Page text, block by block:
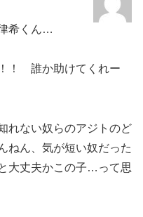
希くん…
！ 誰か助けてくれー
れない奴らのアジトのど
ねん、気が短い奴だった
大丈夫かこの子…って思